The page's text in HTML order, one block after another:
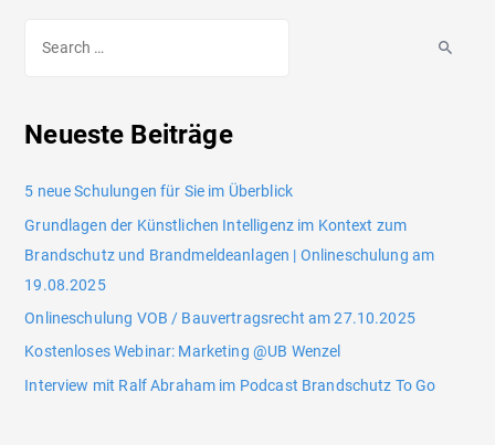
Neueste Beiträge
5 neue Schulungen für Sie im Überblick
Grundlagen der Künstlichen Intelligenz im Kontext zum
Brandschutz und Brandmeldeanlagen | Onlineschulung am
19.08.2025
Onlineschulung VOB / Bauvertragsrecht am 27.10.2025
Kostenloses Webinar: Marketing @UB Wenzel
Interview mit Ralf Abraham im Podcast Brandschutz To Go